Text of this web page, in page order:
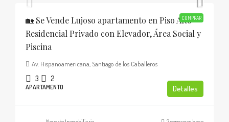
COMPRAR
🏡 Se Vende Lujoso apartamento en Piso Alto
Residencial Privado con Elevador, Área Social y
Piscina
Av. Hispanoamericana, Santiago de los Caballeros
3 2
APARTAMENTO Detalles